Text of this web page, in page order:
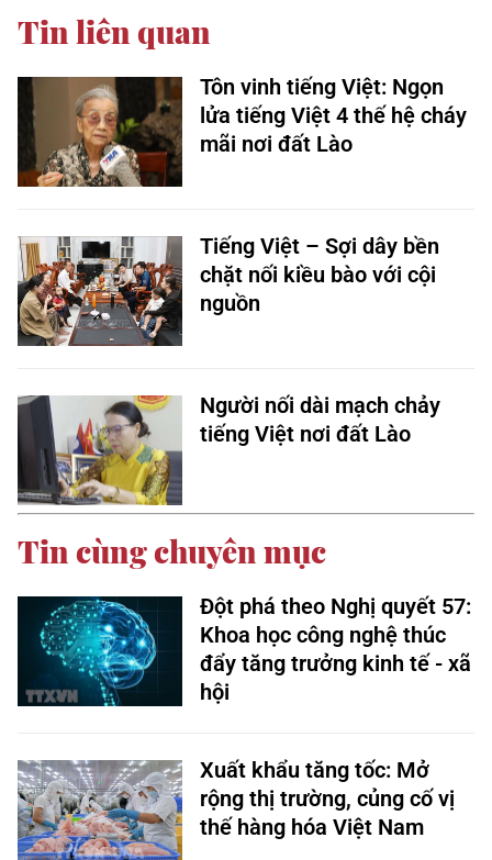
Tin liên quan
Tôn vinh tiếng Việt: Ngọn
lửa tiếng Việt 4 thế hệ cháy
mãi nơi đất Lào
Tiếng Việt – Sợi dây bền
chặt nối kiều bào với cội
nguồn
Người nối dài mạch chảy
tiếng Việt nơi đất Lào
Tin cùng chuyên mục
Đột phá theo Nghị quyết 57:
Khoa học công nghệ thúc
đẩy tăng trưởng kinh tế - xã
hội ​
Xuất khẩu tăng tốc: Mở
rộng thị trường, củng cố vị
thế hàng hóa Việt Nam